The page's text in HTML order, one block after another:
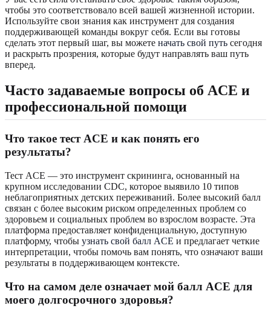
чтобы это соответствовало всей вашей жизненной истории.
Используйте свои знания как инструмент для создания
поддерживающей команды вокруг себя. Если вы готовы
сделать этот первый шаг, вы можете начать свой путь сегодня
и раскрыть прозрения, которые будут направлять ваш путь
вперед.
Часто задаваемые вопросы об ACE и
профессиональной помощи
Что такое тест ACE и как понять его
результаты?
Тест ACE — это инструмент скрининга, основанный на
крупном исследовании CDC, которое выявило 10 типов
неблагоприятных детских переживаний. Более высокий балл
связан с более высоким риском определенных проблем со
здоровьем и социальных проблем во взрослом возрасте. Эта
платформа предоставляет конфиденциальную, доступную
платформу, чтобы узнать свой балл ACE и предлагает четкие
интерпретации, чтобы помочь вам понять, что означают ваши
результаты в поддерживающем контексте.
Что на самом деле означает мой балл ACE для
моего долгосрочного здоровья?